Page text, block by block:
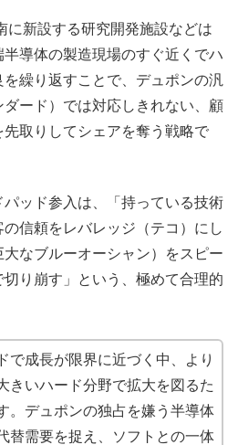
新設する研究開発施設などは
導体の製造現場のすぐ近くでハ
繰り返すことで、デュポンの汎
ード）では対応しきれない、顧
取りしてシェアを奪う戦略で
ッド参入は、「持っている技術
の信頼をレバレッジ（テコ）にし
なブルーオーシャン）をスピー
切り崩す」という、極めて合理的
で成長が限界に近づく中、より
きいハード分野で拡大を図るた
。デュポンの独占を嫌う半導体
替需要を捉え、ソフトとの一体